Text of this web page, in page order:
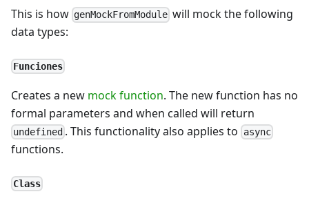
This is how genMockFromModule will mock the following
data types:
Funciones
Creates a new mock function. The new function has no
formal parameters and when called will return
undefined . This functionality also applies to async
functions.
Class